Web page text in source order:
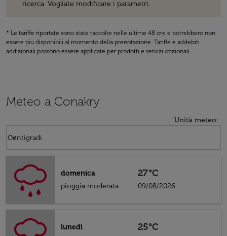
ricerca. Vogliate modificare i parametri.
* Le tariffe riportate sono state raccolte nelle ultime 48 ore e potrebbero non
essere più disponibili al momento della prenotazione. Tariffe e addebiti
addizionali possono essere applicate per prodotti e servizi opzionali.
Meteo a Conakry
Unità meteo:
Centigradi
keyboard_arrow_down
domenica
pioggia moderata
27°C
09/08/2026
lunedì
25°C